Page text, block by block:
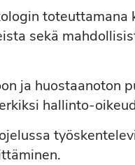
sekä
ja huostaanoton